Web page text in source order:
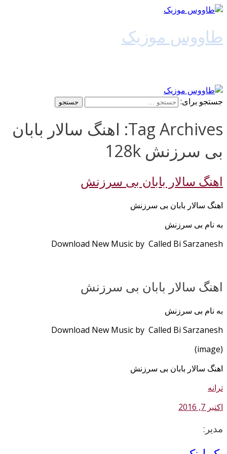
طاووس موزیک
جستجو برای:
Tag Archives: اهنگ سالار بابان
بی سرزنش 128k
اهنگ سالار بابان بی سرزنش
اهنگ سالار بابان بی سرزنش
به نام بی سرزنش
Download New Music by Called Bi Sarzanesh
اهنگ سالار بابان بی سرزنش
به نام بی سرزنش
Download New Music by Called Bi Sarzanesh
(image)
اهنگ سالار بابان بی سرزنش
ترانه
اکتبر 7, 2016
مدیر: